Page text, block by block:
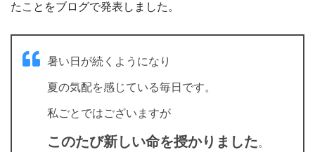
たことをブログで発表しました。
暑い日が続くようになり
夏の気配を感じている毎日です。
私ごとではございますが
このたび新しい命を授かりました。